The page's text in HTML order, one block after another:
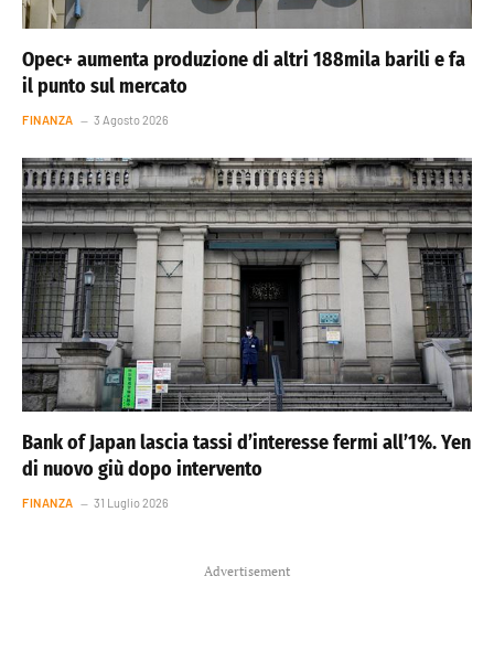
Opec+ aumenta produzione di altri 188mila barili e fa
il punto sul mercato
FINANZA 3 Agosto 2026
Bank of Japan lascia tassi d’interesse fermi all’1%. Yen
di nuovo giù dopo intervento
FINANZA 31 Luglio 2026
Advertisement